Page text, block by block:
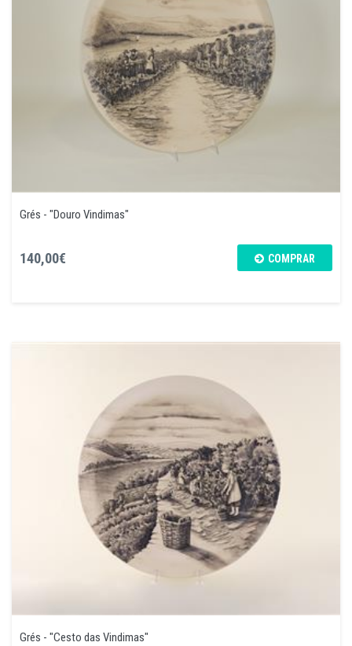
Grés - "Douro Vindimas"
140,00€ COMPRAR
Grés - "Cesto das Vindimas"